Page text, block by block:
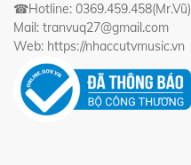
☎Hotline: 0369.459.458(Mr.Vũ)
Mail: tranvuq27@gmail.com
Web: https://nhaccutvmusic.vn